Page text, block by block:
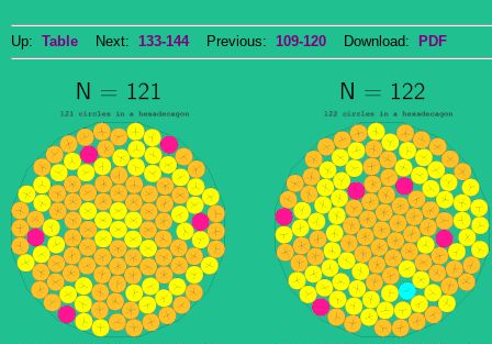
Up: Table Next: 133-144Previous: 109-120 Download: PDF